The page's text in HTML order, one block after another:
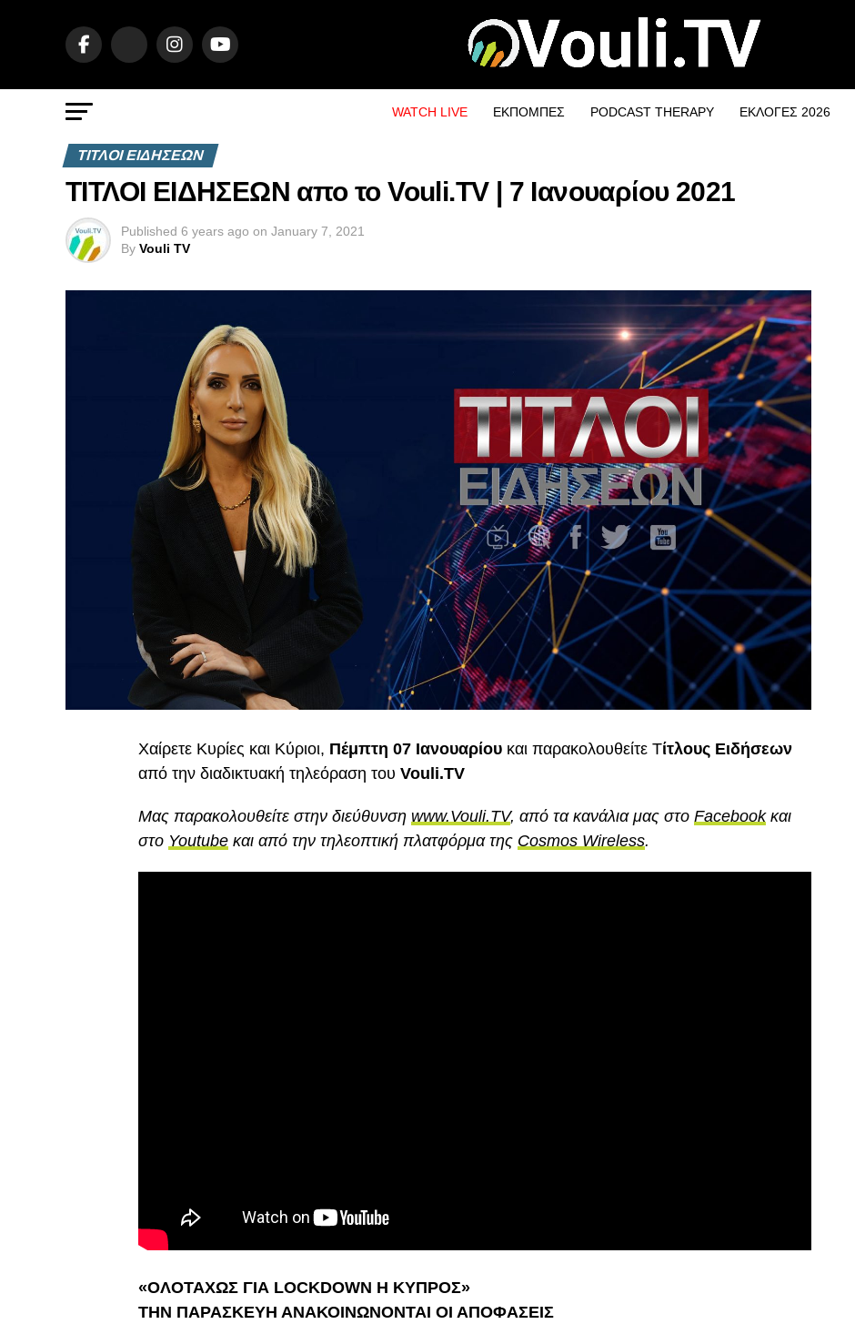
WATCH LIVE ΕΚΠΟΜΠΕΣ PODCAST THERAPY ΕΚΛΟΓΕΣ 2026
ΤΙΤΛΟΙ ΕΙΔΗΣΕΩΝ
ΤΙΤΛΟΙ ΕΙΔΗΣΕΩΝ απο το Vouli.TV | 7 Ιανουαρίου 2021
Published 6 years ago on January 7, 2021
By Vouli TV
Χαίρετε Κυρίες και Κύριοι, Πέμπτη 07 Ιανουαρίου και παρακολουθείτε Τίτλους Ειδήσεων
από την διαδικτυακή τηλεόραση του Vouli.TV
Mας παρακολουθείτε στην διεύθυνση www.Vouli.TV, από τα κανάλια μας στο Facebookκαι
στο Youtube και από την τηλεοπτική πλατφόρμα της Cosmos Wireless.
«ΟΛΟΤΑΧΩΣ ΓΙΑ LOCKDOWN Η ΚΥΠΡΟΣ»
ΤΗΝ ΠΑΡΑΣΚΕΥΗ ΑΝΑΚΟΙΝΩΝΟΝΤΑΙ ΟΙ ΑΠΟΦΑΣΕΙΣ